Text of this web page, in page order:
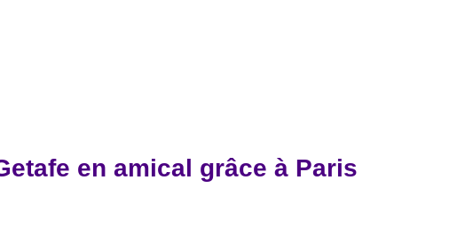
en amical grâce à Paris